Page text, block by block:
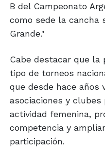
B del Campeonato
como sede la cancha
Grande."
Cabe destacar que la
tipo de torneos
que desde hace años
asociaciones y
actividad femenina,
competencia y
participación.